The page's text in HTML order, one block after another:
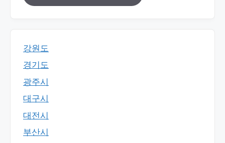
강원도
경기도
광주시
대구시
대전시
부산시